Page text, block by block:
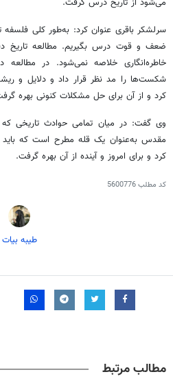
سرلشکر باقری عنوان کرد: به‌طور کلی
ضعف و قوت درس بگیریم. مطالعه تاریخ
خاطره‌انگاری خلاصه نمی‌شود. در مطالعه
شکست‌ها را مد نظر قرار داد و دلایل و
کرد و از آن برای حل مشکلات کنونی بهره
وی گفت: در میان تمامی حوادث تاریخی که
مقدس به‌عنوان یک قله مطرح است که
کرد و برای امروز و آینده از آن بهره گرفت.
کد مطلب5600776
طیبه بیات
مطالب مرتبط